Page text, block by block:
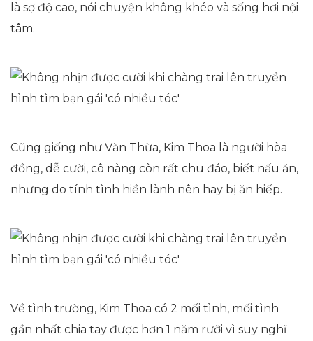
là sợ độ cao, nói chuyện không khéo và sống hơi nội
tâm.
Cũng giống như Văn Thừa, Kim Thoa là người hòa
đồng, dễ cười, cô nàng còn rất chu đáo, biết nấu ăn,
nhưng do tính tình hiền lành nên hay bị ăn hiếp.
Về tình trường, Kim Thoa có 2 mối tình, mối tình
gần nhất chia tay được hơn 1 năm rưỡi vì suy nghĩ